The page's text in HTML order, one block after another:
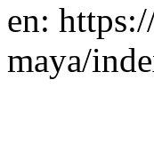
en:
maya/